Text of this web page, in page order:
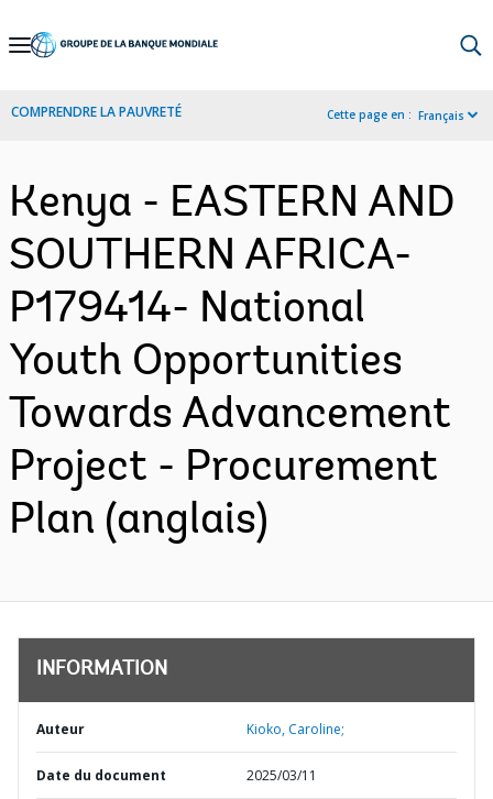
Skip
Navigation
COMPRENDRE LA PAUVRETÉ Cette page en : Français
Kenya - EASTERN AND
SOUTHERN AFRICA-
P179414- National
Youth Opportunities
Towards Advancement
Project - Procurement
Plan (anglais)
INFORMATION
Auteur Kioko, Caroline;
Date du document 2025/03/11